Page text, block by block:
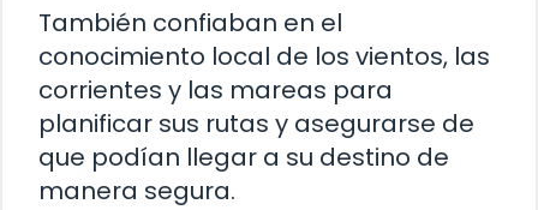
También confiaban en el
conocimiento local de los vientos, las
corrientes y las mareas para
planificar sus rutas y asegurarse de
que podían llegar a su destino de
manera segura.